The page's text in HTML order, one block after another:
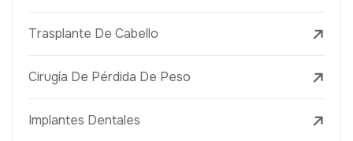
Trasplante De Cabello
Cirugía De Pérdida De Peso
Implantes Dentales